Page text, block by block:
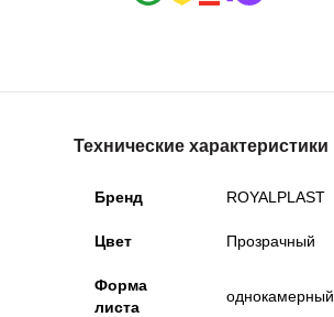
Технические характеристики
Бренд ROYALPLAST
Цвет Прозрачный
Форма
листа
однокамерный